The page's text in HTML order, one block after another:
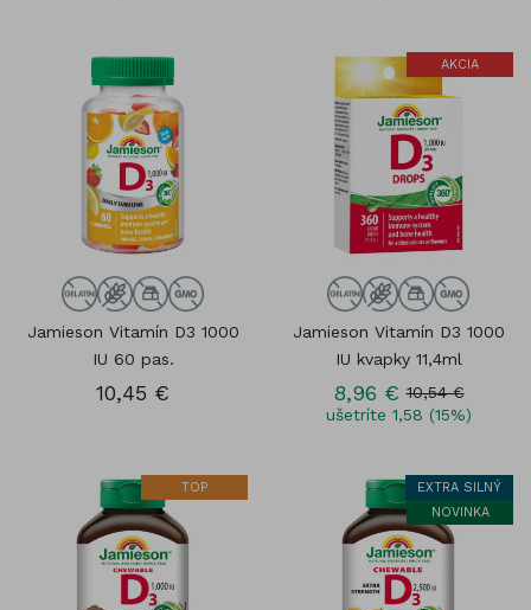
Jamieson Vitamín D3 1000
IU 60 pas.
10,45 €
AKCIA
Jamieson Vitamín D3 1000
IU kvapky 11,4ml
8,96 € 10,54 €
ušetríte 1,58 (15%)
TOP
EXTRA SILNÝ
NOVINKA